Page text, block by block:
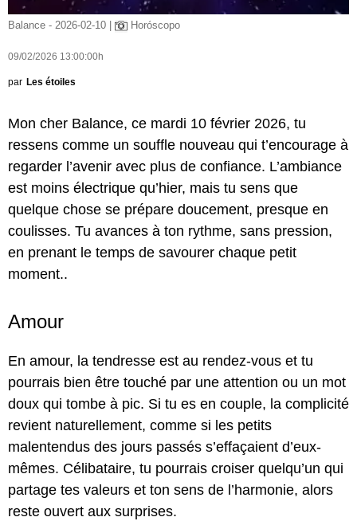
Balance - 2026-02-10 | Horóscopo
09/02/2026 13:00:00h
par Les étoiles
Mon cher Balance, ce mardi 10 février 2026, tu
ressens comme un souffle nouveau qui t’encourage à
regarder l’avenir avec plus de confiance. L’ambiance
est moins électrique qu’hier, mais tu sens que
quelque chose se prépare doucement, presque en
coulisses. Tu avances à ton rythme, sans pression,
en prenant le temps de savourer chaque petit
moment..
Amour
En amour, la tendresse est au rendez-vous et tu
pourrais bien être touché par une attention ou un mot
doux qui tombe à pic. Si tu es en couple, la complicité
revient naturellement, comme si les petits
malentendus des jours passés s’effaçaient d’eux-
mêmes. Célibataire, tu pourrais croiser quelqu’un qui
partage tes valeurs et ton sens de l’harmonie, alors
reste ouvert aux surprises.